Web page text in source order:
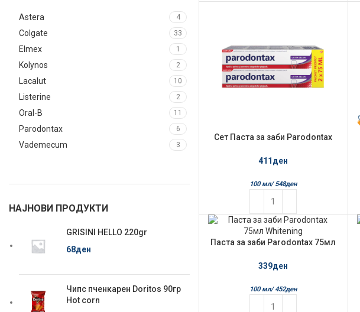
Astera 4
Colgate 33
Elmex 1
Kolynos 2
Lacalut 10
Listerine 2
Oral-B 11
Parodontax 6
Vademecum 3
НАЈНОВИ ПРОДУКТИ
GRISINI HELLO 220gr
68ден
Чипс пченкарен Doritos 90гр
Hot corn
Сет Паста за заби Parodontax
411ден
100 мл/ 548ден
Паста за заби Parodontax 75мл
339ден
100 мл/ 452ден